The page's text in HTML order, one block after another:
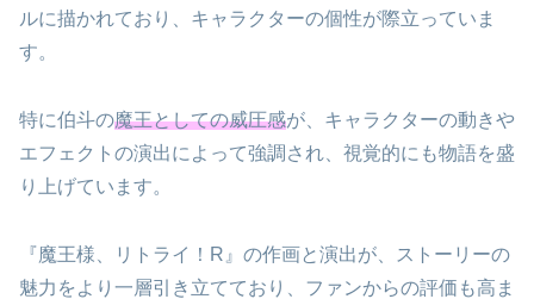
ルに描かれており、キャラクターの個性が際立っていま
す。
特に伯斗の魔王としての威圧感が、キャラクターの動きや
エフェクトの演出によって強調され、視覚的にも物語を盛
り上げています。
『魔王様、リトライ！R』の作画と演出が、ストーリーの
魅力をより一層引き立てており、ファンからの評価も高ま